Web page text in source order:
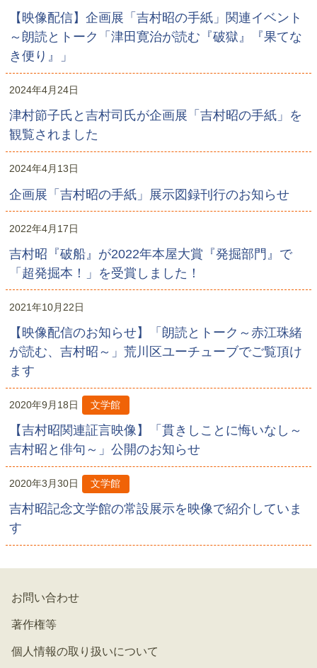
【映像配信】企画展「吉村昭の手紙」関連イベント
～朗読とトーク「津田寛治が読む『破獄』『果てな
き便り』」
2024年4月24日
津村節子氏と吉村司氏が企画展「吉村昭の手紙」を
観覧されました
2024年4月13日
企画展「吉村昭の手紙」展示図録刊行のお知らせ
2022年4月17日
吉村昭『破船』が2022年本屋大賞『発掘部門』で
「超発掘本！」を受賞しました！
2021年10月22日
【映像配信のお知らせ】「朗読とトーク～赤江珠緒
が読む、吉村昭～」荒川区ユーチューブでご覧頂け
ます
2020年9月18日 文学館
【吉村昭関連証言映像】「貫きしことに悔いなし～
吉村昭と俳句～」公開のお知らせ
2020年3月30日 文学館
吉村昭記念文学館の常設展示を映像で紹介していま
す
お問い合わせ
著作権等
個人情報の取り扱いについて